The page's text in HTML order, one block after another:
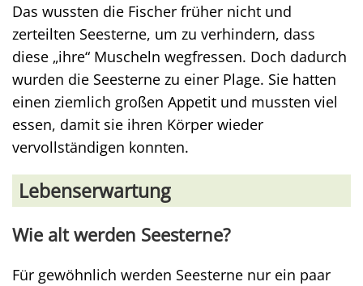
Das wussten die Fischer früher nicht und
zerteilten Seesterne, um zu verhindern, dass
diese „ihre“ Muscheln wegfressen. Doch dadurch
wurden die Seesterne zu einer Plage. Sie hatten
einen ziemlich großen Appetit und mussten viel
essen, damit sie ihren Körper wieder
vervollständigen konnten.
Lebenserwartung
Wie alt werden Seesterne?
Für gewöhnlich werden Seesterne nur ein paar